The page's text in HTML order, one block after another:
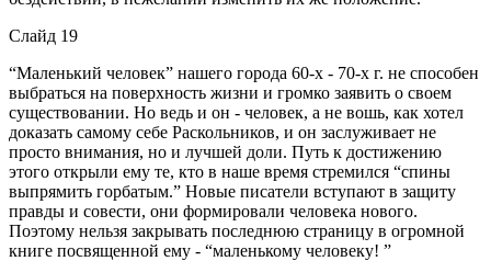
Слайд 19
“Маленький человек” нашего города 60-х - 70-х г. не способен
выбраться на поверхность жизни и громко заявить о своем
существовании. Но ведь и он - человек, а не вошь, как хотел
доказать самому себе Раскольников, и он заслуживает не
просто внимания, но и лучшей доли. Путь к достижению
этого открыли ему те, кто в наше время стремился “спины
выпрямить горбатым.” Новые писатели вступают в защиту
правды и совести, они формировали человека нового.
Поэтому нельзя закрывать последнюю страницу в огромной
книге посвященной ему - “маленькому человеку! ”